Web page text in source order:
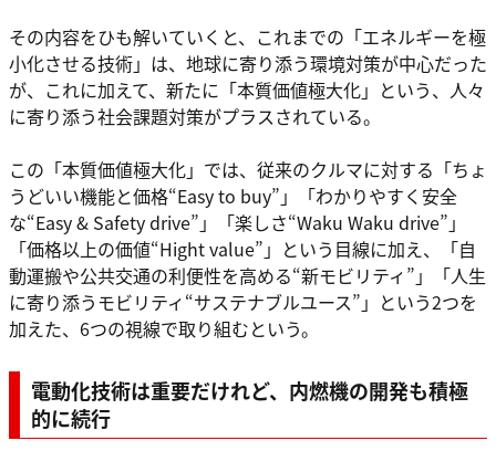
その内容をひも解いていくと、これまでの「エネルギーを極
小化させる技術」は、地球に寄り添う環境対策が中心だった
が、これに加えて、新たに「本質価値極大化」という、人々
に寄り添う社会課題対策がプラスされている。
この「本質価値極大化」では、従来のクルマに対する「ちょ
うどいい機能と価格“Easy to buy”」「わかりやすく安全
な“Easy & Safety drive”」「楽しさ“Waku Waku drive”」
「価格以上の価値“Hight value”」という目線に加え、「自
動運搬や公共交通の利便性を高める“新モビリティ”」「人生
に寄り添うモビリティ“サステナブルユース”」という2つを
加えた、6つの視線で取り組むという。
電動化技術は重要だけれど、内燃機の開発も積極
的に続行